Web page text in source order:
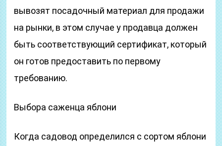
вывозят посадочный материал для продажи
на рынки, в этом случае у продавца должен
быть соответствующий сертификат, который
он готов предоставить по первому
требованию.
Выбора саженца яблони
Когда садовод определился с сортом яблони